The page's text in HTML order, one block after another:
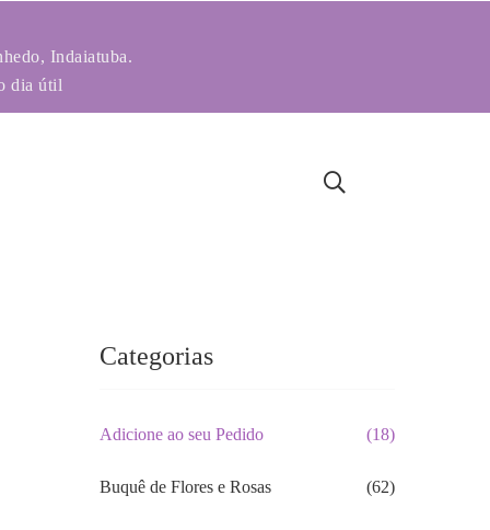
Indaiatuba.
dia útil
Categorias
Adicione ao seu Pedido (18)
Buquê de Flores e Rosas (62)